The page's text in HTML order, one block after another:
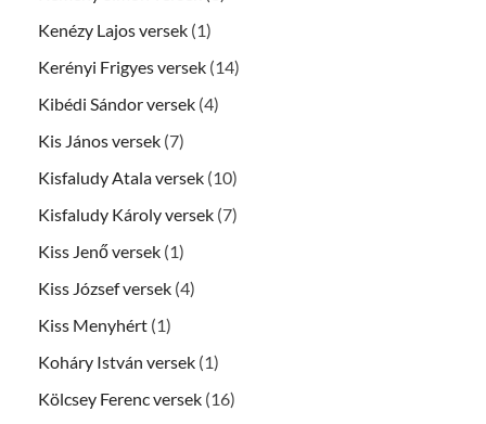
Kenézy Lajos versek (1)
Kerényi Frigyes versek (14)
Kibédi Sándor versek (4)
Kis János versek (7)
Kisfaludy Atala versek (10)
Kisfaludy Károly versek (7)
Kiss Jenő versek (1)
Kiss József versek (4)
Kiss Menyhért (1)
Koháry István versek (1)
Kölcsey Ferenc versek (16)